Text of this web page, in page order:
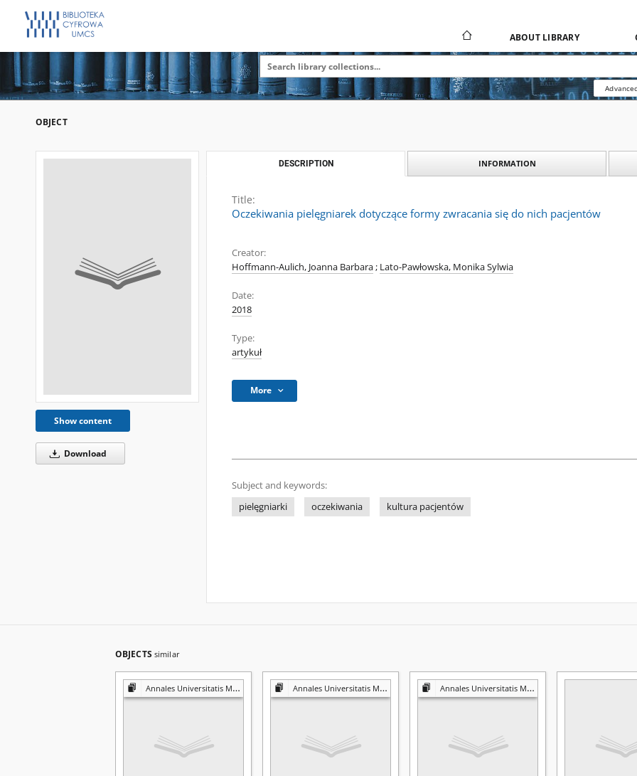
ABOUT LIBRARY
OBJECT
Show content
Download
DESCRIPTION INFORMATION
Title:
Oczekiwania pielęgniarek dotyczące formy zwracania się do nich pacjentów
Creator:
Hoffmann-Aulich, Joanna Barbara; Lato-Pawłowska, Monika Sylwia
Date:
2018
Type:
artykuł
More
Subject and keywords:
pielęgniarki
oczekiwania kultura pacjentów
OBJECTS similar
Annales Universitatis Mariae Curie-Skłodowska. Sectio D, Medicina Annales Universitatis Mariae Curie-Skłodowska. Sectio D, Medicina Annales Universitatis Mariae Curie-Skłodowska. Sectio D, Medicina